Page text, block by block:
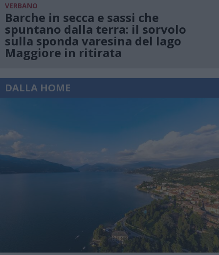
VERBANO
Barche in secca e sassi che
spuntano dalla terra: il sorvolo
sulla sponda varesina del lago
Maggiore in ritirata
DALLA HOME